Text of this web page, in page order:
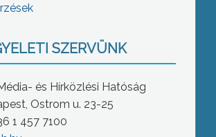
SZERVÜNK
és Hírközlési Hatóság
Ostrom u. 23-25
1 457 7100